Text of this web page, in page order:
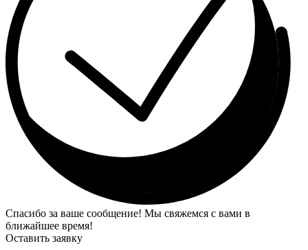
Спасибо за ваше сообщение! Мы свяжемся с вами в
ближайшее время!
Оставить заявку